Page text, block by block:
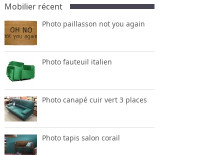
Mobilier récent
Photo paillasson not you again
Photo fauteuil italien
Photo canapé cuir vert 3 places
Photo tapis salon corail